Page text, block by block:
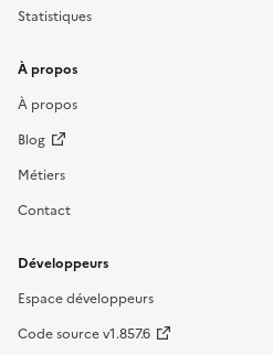
Statistiques
À propos
À propos
Blog
Métiers
Contact
Développeurs
Espace développeurs
Code source v1.857.6